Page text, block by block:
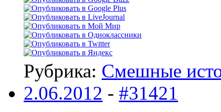
Рубрика: Смешные
2.06.2012 - #31421